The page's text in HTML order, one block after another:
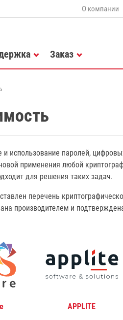
О компании
Заказ
и использование паролей,
применения любой
для решения таких задач.
перечень
производителем и
APPLITE